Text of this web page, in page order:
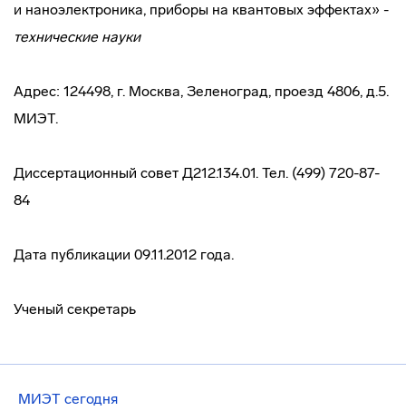
и наноэлектроника, приборы на квантовых эффектах» -
технические науки
Адрес: 124498, г. Москва, Зеленоград, проезд 4806, д.5.
МИЭТ.
Диссертационный совет Д212.134.01. Тел. (499) 720-87-
84
Дата публикации 09.11.2012 года.
Ученый секретарь
МИЭТ сегодня